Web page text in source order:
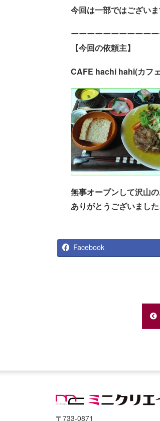
今回は一部ではござい
ーーーーーーーーーー
【今回の依頼主】
CAFE hachi hahi(カフ
無事オープンして沢山
ありがとうございまし
Facebook
〒733-0871